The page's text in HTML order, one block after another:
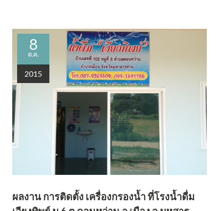
8
ต.ค.
2015
ผลงาน การติดตั้ง เครื่องกรองน้ำ ที่โรงน้ำดื่ม